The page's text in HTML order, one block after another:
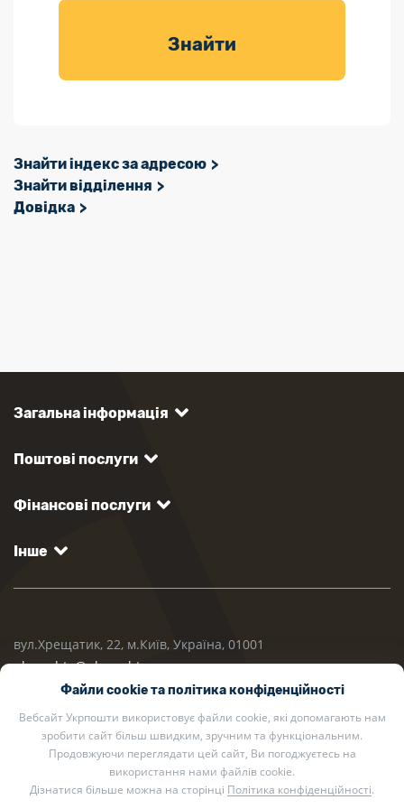
товарів для
Знайти
Знайти індекс за адресою
Знайти відділення
Довідка
Загальна інформація
Поштові послуги
Фінансові послуги
Інше
вул.Хрещатик, 22, м.Київ, Україна, 01001
ukrposhta@ukrposhta.ua
Файли cookie та політика конфіденційності
Вебсайт Укрпошти використовує файли cookie, які допомагають нам
зробити сайт більш швидким, зручним та функціональним.
Продовжуючи переглядати цей сайт, Ви погоджуєтесь на
використання нами файлів cookie.
Дізнатися більше можна на сторінці Політика конфіденційності.